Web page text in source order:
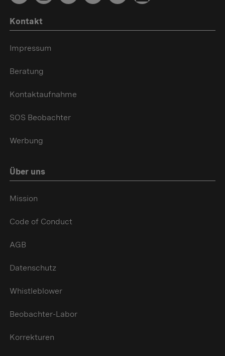
Kontakt
Impressum
Beratung
Kontaktaufnahme
SOS Beobachter
Werbung
Über uns
Mission
Code of Conduct
AGB
Datenschutz
Whistleblower
Beobachter-Labor
Korrekturen